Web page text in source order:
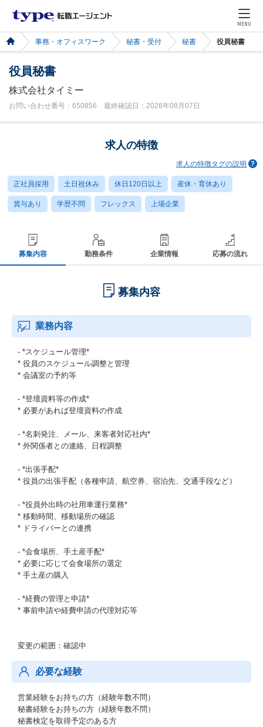
MENU
事務・オフィスワーク 秘書・受付 秘書 役員秘書
役員秘書
株式会社タイミー
お問い合わせ番号：650856 最終確認日：2026年08月07日
求人の特徴
求人の特徴タグの説明
正社員採用 土日祝休み 休日120日以上 産休・育休あり
賞与あり 学歴不問 フレックス 上場企業
募集内容 勤務条件 企業情報 応募の流れ
募集内容
業務内容
- *スケジュール管理*
* 役員のスケジュール調整と管理
* 会議室の予約等
- *登壇資料等の作成*
* 必要があれば登壇資料の作成
- *名刺発注、メール、来客者対応社内*
* 外関係者との連絡、日程調整
- *出張手配*
* 役員の出張手配（各種申請、航空券、宿泊先、交通手段など）
- *役員外出時の社用車運行業務*
* 移動時間、移動場所の確認
* ドライバーとの連携
- *会食場所、手土産手配*
* 必要に応じて会食場所の選定
* 手土産の購入
- *経費の管理と申請*
* 事前申請や経費申請の代理対応等
変更の範囲：確認中
必要な経験
営業経験をお持ちの方（経験年数不問）
秘書経験をお持ちの方（経験年数不問）
秘書検定を取得予定のある方